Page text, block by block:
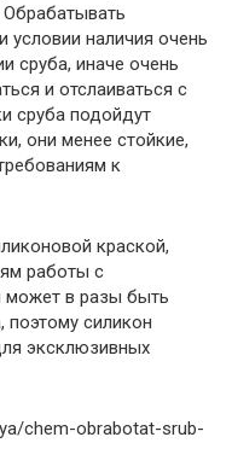
наличия очень
сруба, иначе очень
и отслаиваться с
сруба подойдут
они менее стойкие,
к
краской,
работы с
может в разы быть
поэтому силикон
эксклюзивных
chem-obrabotat-srub-